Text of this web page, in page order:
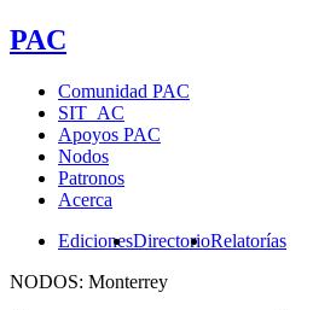
PAC
Comunidad PAC
SIT_AC
Apoyos PAC
Nodos
Patronos
Acerca
EdicionesDirectorioRelatorías
NODOS: Monterrey